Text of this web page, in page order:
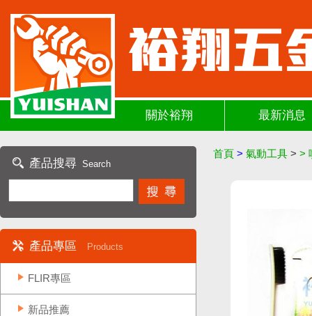
關於裕翔 最新消息
產品搜尋 Search
產品專區 Products
FLIR專區
新品推薦
首頁 > 氣動工具 > >